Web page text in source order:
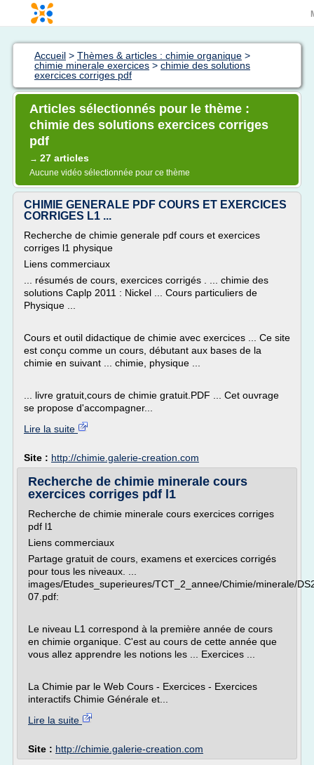
Accueil > Thèmes & articles : chimie organique >
chimie minerale exercices > chimie des solutions
exercices corriges pdf
Articles sélectionnés pour le thème :
chimie des solutions exercices corriges
pdf
→ 27 articles
Aucune vidéo sélectionnée pour ce thème
CHIMIE GENERALE PDF COURS ET EXERCICES
CORRIGES L1 ...
Recherche de chimie generale pdf cours et exercices
corriges l1 physique
Liens commerciaux
... résumés de cours, exercices corrigés . ... chimie des
solutions Caplp 2011 : Nickel ... Cours particuliers de
Physique ...
Cours et outil didactique de chimie avec exercices ... Ce site
est conçu comme un cours, débutant aux bases de la
chimie en suivant ... chimie, physique ...
... livre gratuit,cours de chimie gratuit.PDF ... Cet ouvrage
se propose d'accompagner...
Lire la suite
Site : http://chimie.galerie-creation.com
Recherche de chimie minerale cours
exercices corriges pdf l1
Recherche de chimie minerale cours exercices corriges
pdf l1
Liens commerciaux
Partage gratuit de cours, examens et exercices corrigés
pour tous les niveaux. ...
images/Etudes_superieures/TCT_2_annee/Chimie/minerale/
07.pdf:
Le niveau L1 correspond à la première année de cours
en chimie organique. C'est au cours de cette année que
vous allez apprendre les notions les ... Exercices ...
La Chimie par le Web Cours - Exercices - Exercices
interactifs Chimie Générale et...
Lire la suite
Site : http://chimie.galerie-creation.com